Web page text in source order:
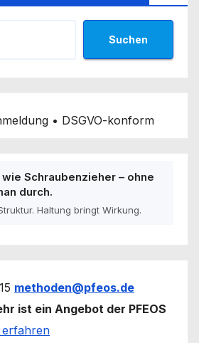
Suchen
• DSGVO-konform
Schraubenzieher – ohne
durch.
Haltung bringt Wirkung.
methoden@pfeos.de
ist ein Angebot der PFEOS